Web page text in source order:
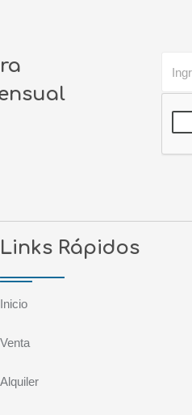
Links Rápidos
Inicio
Venta
Alquiler